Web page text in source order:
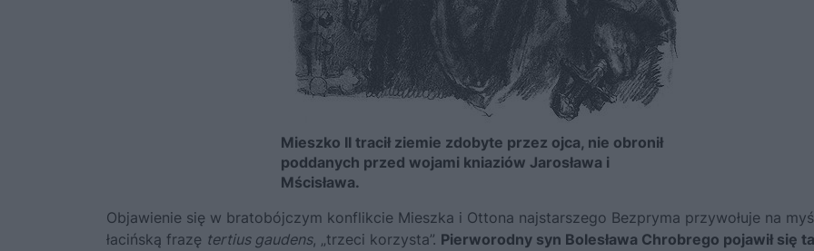
Mieszko II tracił ziemie zdobyte przez ojca, nie obronił
poddanych przed wojami kniaziów Jarosława i
Mścisława.
Objawienie się w bratobójczym konflikcie Mieszka i Ottona najstarszego Bezpryma przywołuje na
łacińską frazę tertius gaudens, „trzeci korzysta”. Pierworodny syn Bolesława Chrobrego pojawił się